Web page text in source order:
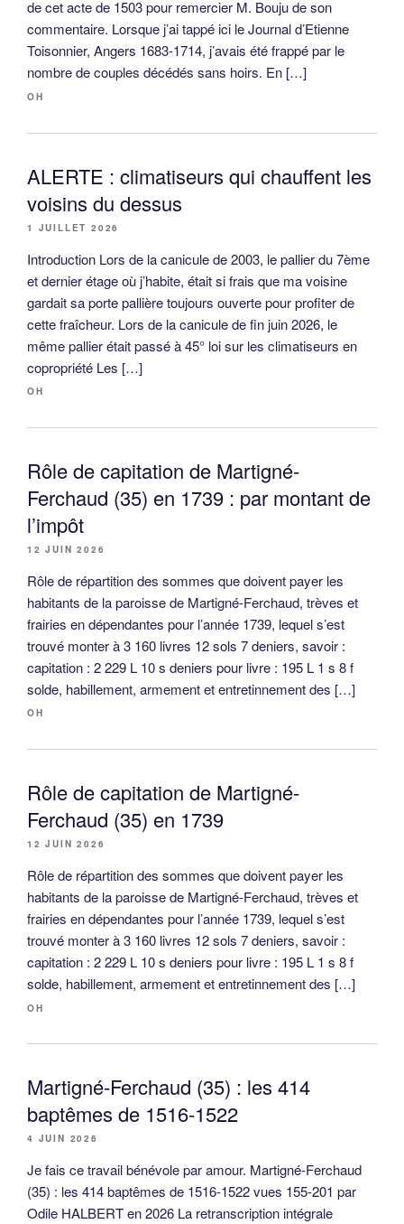
de cet acte de 1503 pour remercier M. Bouju de son
commentaire. Lorsque j’ai tappé ici le Journal d’Etienne
Toisonnier, Angers 1683-1714, j’avais été frappé par le
nombre de couples décédés sans hoirs. En […]
OH
ALERTE : climatiseurs qui chauffent les
voisins du dessus
1 JUILLET 2026
Introduction Lors de la canicule de 2003, le pallier du 7ème
et dernier étage où j’habite, était si frais que ma voisine
gardait sa porte pallière toujours ouverte pour profiter de
cette fraîcheur. Lors de la canicule de fin juin 2026, le
même pallier était passé à 45° loi sur les climatiseurs en
copropriété Les […]
OH
Rôle de capitation de Martigné-
Ferchaud (35) en 1739 : par montant de
l’impôt
12 JUIN 2026
Rôle de répartition des sommes que doivent payer les
habitants de la paroisse de Martigné-Ferchaud, trèves et
frairies en dépendantes pour l’année 1739, lequel s’est
trouvé monter à 3 160 livres 12 sols 7 deniers, savoir :
capitation : 2 229 L 10 s deniers pour livre : 195 L 1 s 8 f
solde, habillement, armement et entretinnement des […]
OH
Rôle de capitation de Martigné-
Ferchaud (35) en 1739
12 JUIN 2026
Rôle de répartition des sommes que doivent payer les
habitants de la paroisse de Martigné-Ferchaud, trèves et
frairies en dépendantes pour l’année 1739, lequel s’est
trouvé monter à 3 160 livres 12 sols 7 deniers, savoir :
capitation : 2 229 L 10 s deniers pour livre : 195 L 1 s 8 f
solde, habillement, armement et entretinnement des […]
OH
Martigné-Ferchaud (35) : les 414
baptêmes de 1516-1522
4 JUIN 2026
Je fais ce travail bénévole par amour. Martigné-Ferchaud
(35) : les 414 baptêmes de 1516-1522 vues 155-201 par
Odile HALBERT en 2026 La retranscription intégrale